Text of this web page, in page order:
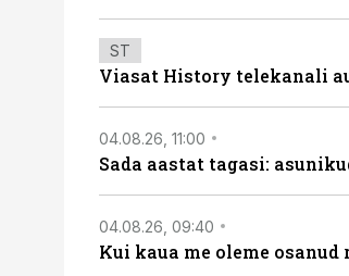
ST
Viasat History telekanali
04.08.26, 11:00
Sada aastat tagasi:
04.08.26, 09:40
Kui kaua me oleme osanud